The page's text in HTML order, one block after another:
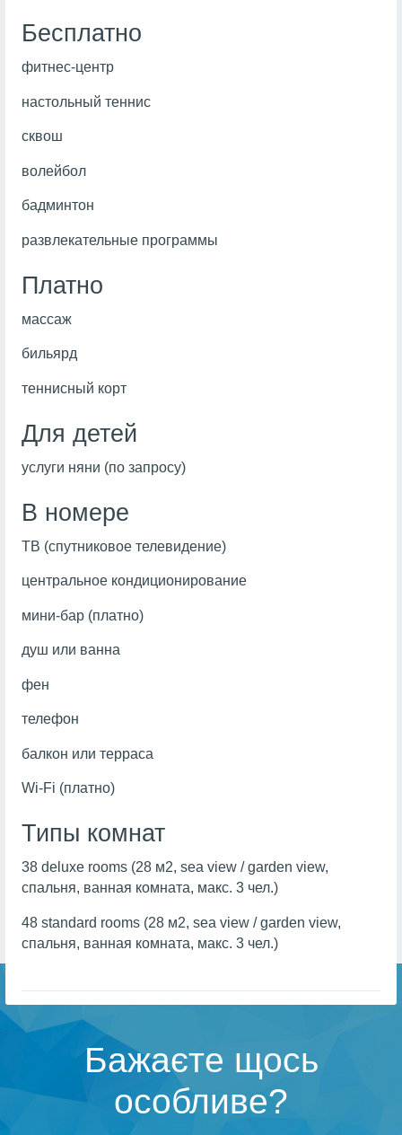
Бесплатно
фитнес-центр
настольный теннис
сквош
волейбол
бадминтон
развлекательные программы
Платно
массаж
бильярд
теннисный корт
Для детей
услуги няни (по запросу)
В номере
ТВ (спутниковое телевидение)
центральное кондиционирование
мини-бар (платно)
душ или ванна
фен
телефон
балкон или терраса
Wi-Fi (платно)
Типы комнат
38 deluxe rooms (28 м2, sea view / garden view,
спальня, ванная комната, макс. 3 чел.)
48 standard rooms (28 м2, sea view / garden view,
спальня, ванная комната, макс. 3 чел.)
Бажаєте щось
особливе?